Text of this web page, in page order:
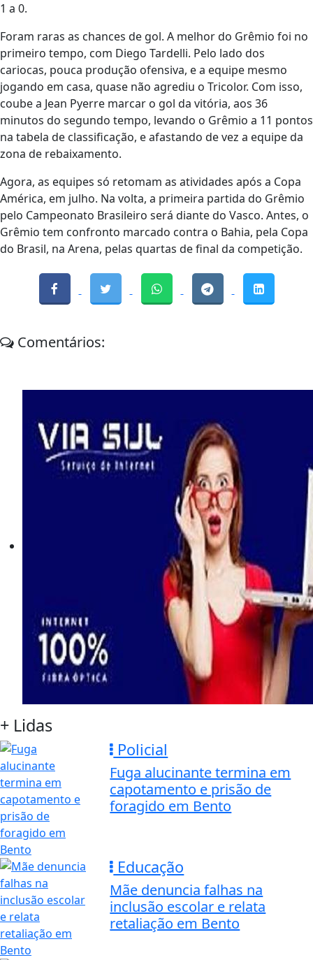
1 a 0.
Foram raras as chances de gol. A melhor do Grêmio foi no
primeiro tempo, com Diego Tardelli. Pelo lado dos
cariocas, pouca produção ofensiva, e a equipe mesmo
jogando em casa, quase não agrediu o Tricolor. Com isso,
coube a Jean Pyerre marcar o gol da vitória, aos 36
minutos do segundo tempo, levando o Grêmio a 11 pontos
na tabela de classificação, e afastando de vez a equipe da
zona de rebaixamento.
Agora, as equipes só retomam as atividades após a Copa
América, em julho. Na volta, a primeira partida do Grêmio
pelo Campeonato Brasileiro será diante do Vasco. Antes, o
Grêmio tem confronto marcado contra o Bahia, pela Copa
do Brasil, na Arena, pelas quartas de final da competição.
Comentários:
+ Lidas
Policial
Fuga alucinante termina em
capotamento e prisão de
foragido em Bento
Educação
Mãe denuncia falhas na
inclusão escolar e relata
retaliação em Bento